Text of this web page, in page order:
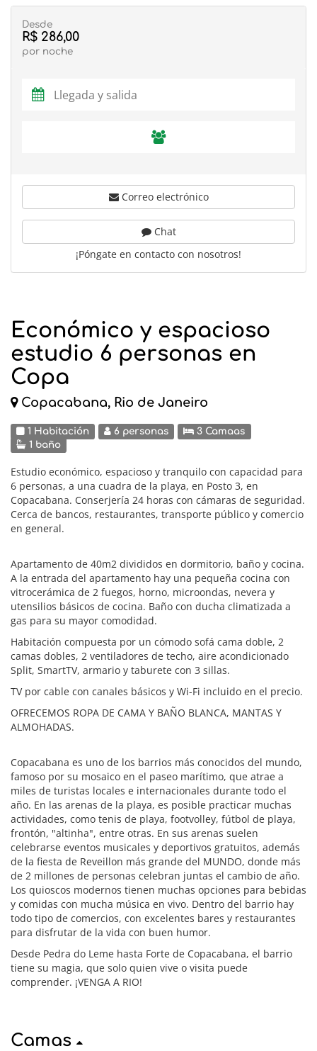
Económico y espacioso
estudio 6 personas en
Copa
Copacabana, Rio de Janeiro
1 Habitación 6 personas
3 Camaas
1 baño
Estudio económico, espacioso y tranquilo con capacidad para
6 personas, a una cuadra de la playa, en Posto 3, en
Copacabana. Conserjería 24 horas con cámaras de seguridad.
Cerca de bancos, restaurantes, transporte público y comercio
en general.
Apartamento de 40m2 divididos en dormitorio, baño y cocina.
A la entrada del apartamento hay una pequeña cocina con
vitrocerámica de 2 fuegos, horno, microondas, nevera y
utensilios básicos de cocina. Baño con ducha climatizada a
gas para su mayor comodidad.
Habitación compuesta por un cómodo sofá cama doble, 2
camas dobles, 2 ventiladores de techo, aire acondicionado
Split, SmartTV, armario y taburete con 3 sillas.
TV por cable con canales básicos y Wi-Fi incluido en el precio.
OFRECEMOS ROPA DE CAMA Y BAÑO BLANCA, MANTAS Y
ALMOHADAS.
Copacabana es uno de los barrios más conocidos del mundo,
famoso por su mosaico en el paseo marítimo, que atrae a
miles de turistas locales e internacionales durante todo el
año. En las arenas de la playa, es posible practicar muchas
actividades, como tenis de playa, footvolley, fútbol de playa,
frontón, "altinha", entre otras. En sus arenas suelen
celebrarse eventos musicales y deportivos gratuitos, además
de la fiesta de Reveillon más grande del MUNDO, donde más
de 2 millones de personas celebran juntas el cambio de año.
Los quioscos modernos tienen muchas opciones para bebidas
y comidas con mucha música en vivo. Dentro del barrio hay
todo tipo de comercios, con excelentes bares y restaurantes
para disfrutar de la vida con buen humor.
Desde Pedra do Leme hasta Forte de Copacabana, el barrio
tiene su magia, que solo quien vive o visita puede
comprender. ¡VENGA A RIO!
Camas
Desde
R$ 286,00
por noche
Correo electrónico
Chat
¡Póngate en contacto con nosotros!